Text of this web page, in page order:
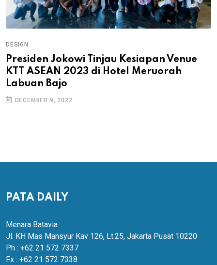
DESIGN
Presiden Jokowi Tinjau Kesiapan Venue
KTT ASEAN 2023 di Hotel Meruorah
Labuan Bajo
DECEMBER 9, 2022
PATA DAILY
Menara Batavia
Jl. KH Mas Mansyur Kav 126, Lt.25, Jakarta Pusat 10220
Ph : +62 21 572 7337
Fx : +62 21 572 7338